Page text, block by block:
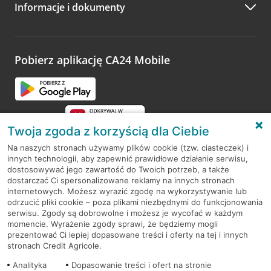
Zachęcamy do podzielenia się z nami opinią o wizycie.
opinie.
Informacje i dokumenty
Pobierz aplikację CA24 Mobile
RODO
Regulamin serwisu
Mapa serwisu
PolitykaCookies
Twoja zgoda z korzyścią dla Ciebie
Na naszych stronach używamy plików cookie (tzw. ciasteczek) i
innych technologii, aby zapewnić prawidłowe działanie serwisu,
dostosowywać jego zawartość do Twoich potrzeb, a także
dostarczać Ci spersonalizowane reklamy na innych stronach
internetowych. Możesz wyrazić zgodę na wykorzystywanie lub
odrzucić pliki cookie – poza plikami niezbędnymi do funkcjonowania
serwisu. Zgody są dobrowolne i możesz je wycofać w każdym
momencie. Wyrażenie zgody sprawi, że będziemy mogli
prezentować Ci lepiej dopasowane treści i oferty na tej i innych
stronach Credit Agricole.
Analityka
Dopasowanie treści i ofert na stronie